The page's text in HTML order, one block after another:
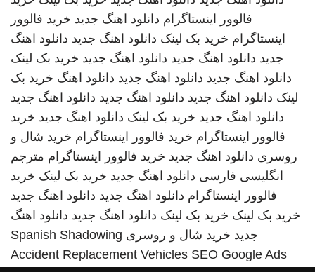
فالوور اینستاگرام دانلود اهنگ جدید خرید فالوور
اینستاگرام خرید بک لینک دانلود اهنگ جدید دانلود اهنگ
جدید دانلود اهنگ جدید دانلود اهنگ جدید خرید بک لینک
دانلود اهنگ جدید دانلود اهنگ جدید دانلود اهنگ خرید بک
لینک دانلود اهنگ جدید دانلود اهنگ جدید دانلود اهنگ جدید
دانلود اهنگ جدید خرید بک لینک دانلود اهنگ جدید خرید
فالوور اینستاگرام خرید فالوور اینستاگرام خرید شال و
روسری دانلود اهنگ جدید خرید فالوور اینستاگرام مترجم
انگلیسی فارسی دانلود اهنگ جدید خرید بک لینک خرید
فالوور اینستاگرام دانلود اهنگ جدید دانلود اهنگ جدید
خرید بک لینک خرید بک لینک دانلود اهنگ جدید دانلود اهنگ
جدید خرید شال و روسری Spanish Shadowing
Accident Replacement Vehicles SEO Google Ads